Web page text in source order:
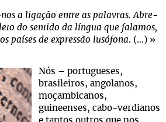
a ligação entre as palavras. Abre-
do sentido da língua que falamos,
países de expressão lusófona. (...) »
Nós – portugueses,
brasileiros, angolanos,
moçambicanos,
guineenses, cabo-verdianos